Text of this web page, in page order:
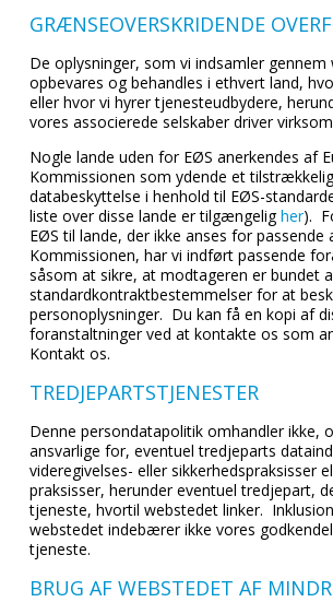
GRÆNSEOVERSKRIDENDE
De oplysninger, som vi indsamler gennem
opbevares og behandles i ethvert land,
eller hvor vi hyrer tjenesteudbydere,
vores associerede selskaber driver
Nogle lande uden for EØS anerkendes af
Kommissionen som ydende et
databeskyttelse i henhold til EØS-
liste over disse lande er tilgængeligher).
EØS til lande, der ikke anses for passende
Kommissionen, har vi indført passende
såsom at sikre, at modtageren er bundet
standardkontraktbestemmelser for at
personoplysninger. Du kan få en kopi af
foranstaltninger ved at kontakte os som
Kontakt os.
TREDJEPARTSTJENESTER
Denne persondatapolitik omhandler ikke,
ansvarlige for, eventuel tredjeparts
videregivelses- eller sikkerhedspraksisser
praksisser, herunder eventuel tredjepart,
tjeneste, hvortil webstedet linker.
webstedet indebærer ikke vores
tjeneste.
BRUG AF WEBSTEDET AF